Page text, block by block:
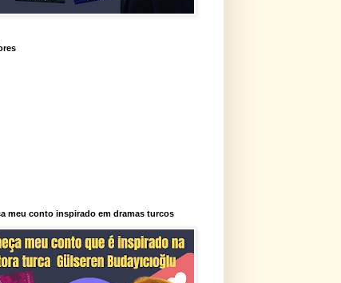
meu conto inspirado em dramas turcos